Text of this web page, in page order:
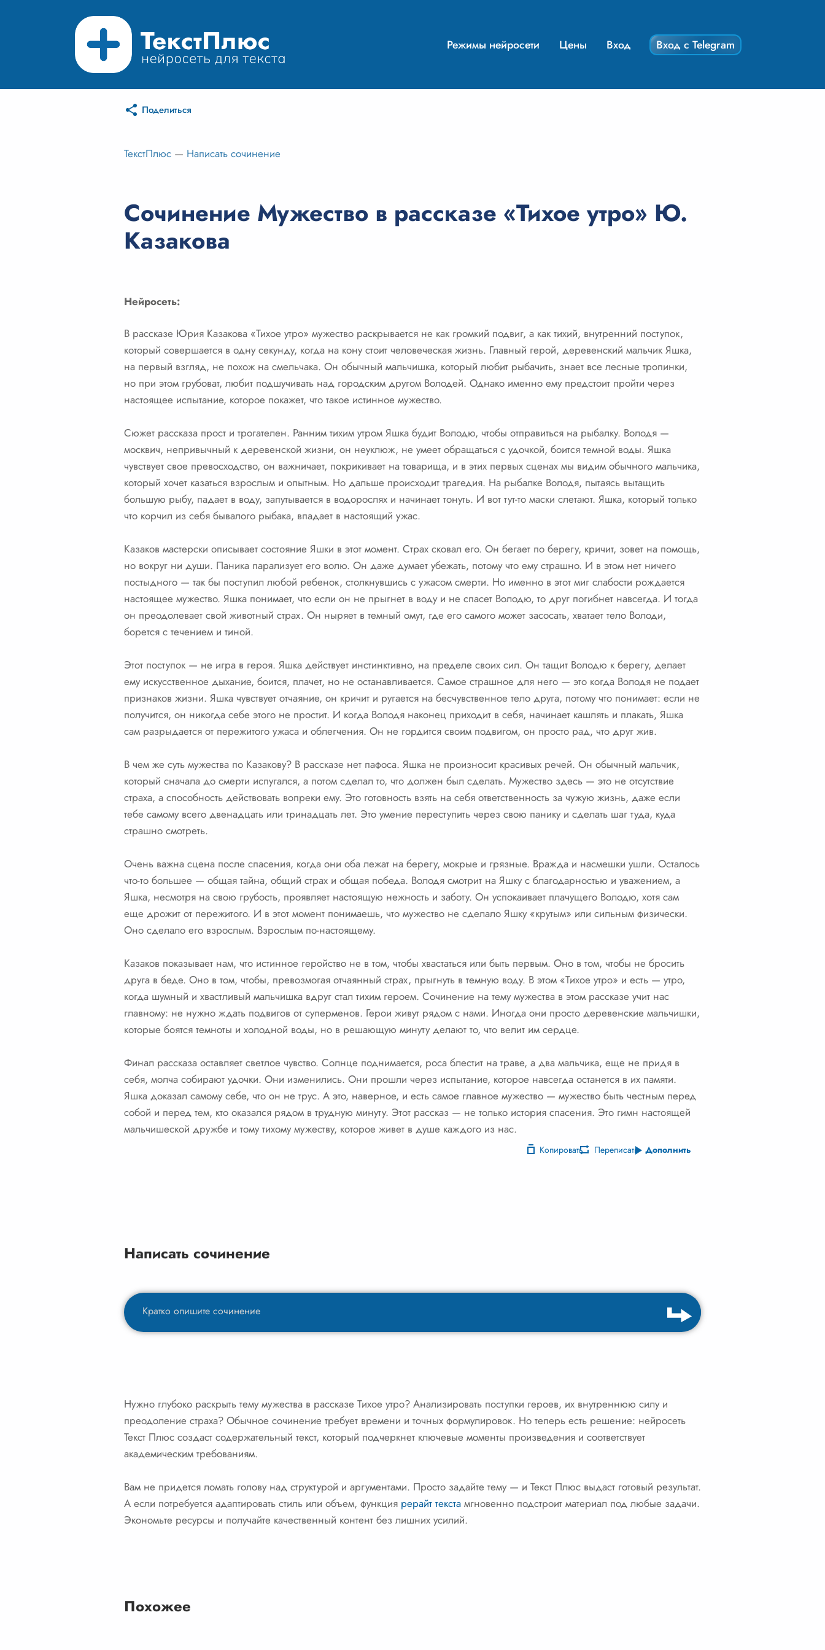
Режимы нейросети Цены Вход Вход с Telegram
Поделиться
ТекстПлюс — Написать сочинение
Сочинение Мужество в рассказе «Тихое утро» Ю.
Казакова
Нейросеть:
В рассказе Юрия Казакова «Тихое утро» мужество раскрывается не как громкий подвиг, а как тихий, внутренний поступок,
который совершается в одну секунду, когда на кону стоит человеческая жизнь. Главный герой, деревенский мальчик Яшка,
на первый взгляд, не похож на смельчака. Он обычный мальчишка, который любит рыбачить, знает все лесные тропинки,
но при этом грубоват, любит подшучивать над городским другом Володей. Однако именно ему предстоит пройти через
настоящее испытание, которое покажет, что такое истинное мужество.
Сюжет рассказа прост и трогателен. Ранним тихим утром Яшка будит Володю, чтобы отправиться на рыбалку. Володя —
москвич, непривычный к деревенской жизни, он неуклюж, не умеет обращаться с удочкой, боится темной воды. Яшка
чувствует свое превосходство, он важничает, покрикивает на товарища, и в этих первых сценах мы видим обычного мальчика,
который хочет казаться взрослым и опытным. Но дальше происходит трагедия. На рыбалке Володя, пытаясь вытащить
большую рыбу, падает в воду, запутывается в водорослях и начинает тонуть. И вот тут-то маски слетают. Яшка, который только
что корчил из себя бывалого рыбака, впадает в настоящий ужас.
Казаков мастерски описывает состояние Яшки в этот момент. Страх сковал его. Он бегает по берегу, кричит, зовет на помощь,
но вокруг ни души. Паника парализует его волю. Он даже думает убежать, потому что ему страшно. И в этом нет ничего
постыдного — так бы поступил любой ребенок, столкнувшись с ужасом смерти. Но именно в этот миг слабости рождается
настоящее мужество. Яшка понимает, что если он не прыгнет в воду и не спасет Володю, то друг погибнет навсегда. И тогда
он преодолевает свой животный страх. Он ныряет в темный омут, где его самого может засосать, хватает тело Володи,
борется с течением и тиной.
Этот поступок — не игра в героя. Яшка действует инстинктивно, на пределе своих сил. Он тащит Володю к берегу, делает
ему искусственное дыхание, боится, плачет, но не останавливается. Самое страшное для него — это когда Володя не подает
признаков жизни. Яшка чувствует отчаяние, он кричит и ругается на бесчувственное тело друга, потому что понимает: если не
получится, он никогда себе этого не простит. И когда Володя наконец приходит в себя, начинает кашлять и плакать, Яшка
сам разрыдается от пережитого ужаса и облегчения. Он не гордится своим подвигом, он просто рад, что друг жив.
В чем же суть мужества по Казакову? В рассказе нет пафоса. Яшка не произносит красивых речей. Он обычный мальчик,
который сначала до смерти испугался, а потом сделал то, что должен был сделать. Мужество здесь — это не отсутствие
страха, а способность действовать вопреки ему. Это готовность взять на себя ответственность за чужую жизнь, даже если
тебе самому всего двенадцать или тринадцать лет. Это умение переступить через свою панику и сделать шаг туда, куда
страшно смотреть.
Очень важна сцена после спасения, когда они оба лежат на берегу, мокрые и грязные. Вражда и насмешки ушли. Осталось
что-то большее — общая тайна, общий страх и общая победа. Володя смотрит на Яшку с благодарностью и уважением, а
Яшка, несмотря на свою грубость, проявляет настоящую нежность и заботу. Он успокаивает плачущего Володю, хотя сам
еще дрожит от пережитого. И в этот момент понимаешь, что мужество не сделало Яшку «крутым» или сильным физически.
Оно сделало его взрослым. Взрослым по-настоящему.
Казаков показывает нам, что истинное геройство не в том, чтобы хвастаться или быть первым. Оно в том, чтобы не бросить
друга в беде. Оно в том, чтобы, превозмогая отчаянный страх, прыгнуть в темную воду. В этом «Тихое утро» и есть — утро,
когда шумный и хвастливый мальчишка вдруг стал тихим героем. Сочинение на тему мужества в этом рассказе учит нас
главному: не нужно ждать подвигов от суперменов. Герои живут рядом с нами. Иногда они просто деревенские мальчишки,
которые боятся темноты и холодной воды, но в решающую минуту делают то, что велит им сердце.
Финал рассказа оставляет светлое чувство. Солнце поднимается, роса блестит на траве, а два мальчика, еще не придя в
себя, молча собирают удочки. Они изменились. Они прошли через испытание, которое навсегда останется в их памяти.
Яшка доказал самому себе, что он не трус. А это, наверное, и есть самое главное мужество — мужество быть честным перед
собой и перед тем, кто оказался рядом в трудную минуту. Этот рассказ — не только история спасения. Это гимн настоящей
мальчишеской дружбе и тому тихому мужеству, которое живет в душе каждого из нас.
Копировать Переписать Дополнить
Написать сочинение
Нужно глубоко раскрыть тему мужества в рассказе Тихое утро? Анализировать поступки героев, их внутреннюю силу и
преодоление страха? Обычное сочинение требует времени и точных формулировок. Но теперь есть решение: нейросеть
Текст Плюс создаст содержательный текст, который подчеркнет ключевые моменты произведения и соответствует
академическим требованиям.
Вам не придется ломать голову над структурой и аргументами. Просто задайте тему — и Текст Плюс выдаст готовый результат.
А если потребуется адаптировать стиль или объем, функция рерайт текста мгновенно подстроит материал под любые задачи.
Экономьте ресурсы и получайте качественный контент без лишних усилий.
Похожее